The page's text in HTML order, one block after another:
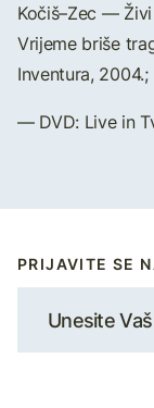
Kočiš–Zec —
Vrijeme briše
Inventura,
— DVD: Live in
PRIJAVITE SE